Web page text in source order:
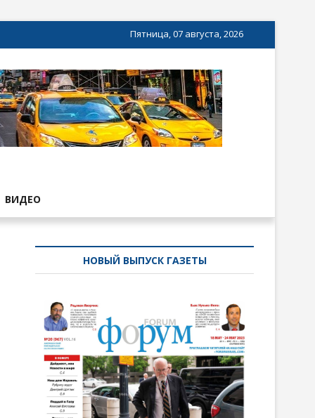
Пятница, 07 августа, 2026
ВИДЕО
НОВЫЙ ВЫПУСК ГАЗЕТЫ